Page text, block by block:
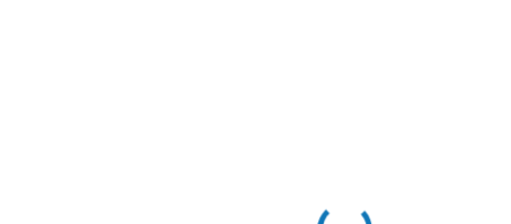
ZVOLTE VARIANTU